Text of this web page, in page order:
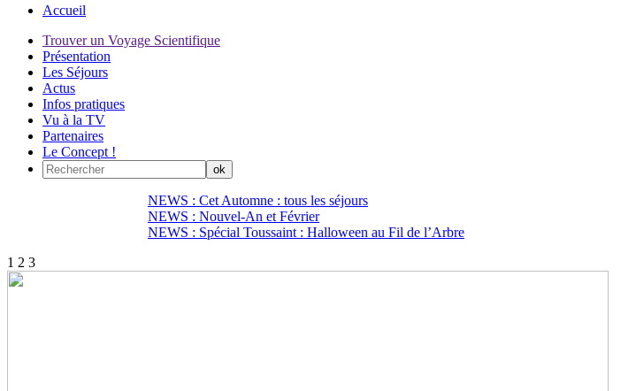
Accueil
Trouver un Voyage Scientifique
Présentation
Les Séjours
Actus
Infos pratiques
Vu à la TV
Partenaires
Le Concept !
NEWS : Cet Automne : tous les séjours
NEWS : Nouvel-An et Février
NEWS : Spécial Toussaint : Halloween au Fil de l’Arbre
1 2 3